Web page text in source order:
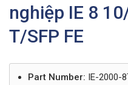
nghiệp IE 8
T/SFP FE
Part Number: IE-2000-